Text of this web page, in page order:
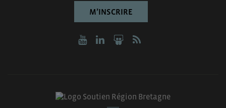
M’INSCRIRE